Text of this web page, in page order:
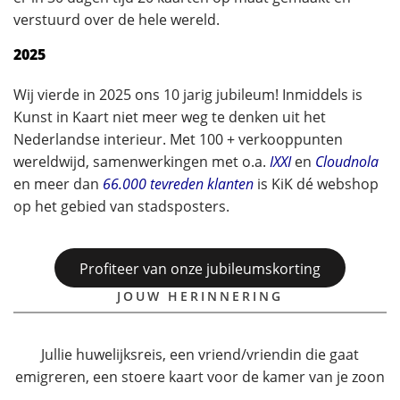
verstuurd over de hele wereld.
2025
Wij vierde in 2025 ons 10 jarig jubileum! Inmiddels is
Kunst in Kaart niet meer weg te denken uit het
Nederlandse interieur. Met 100 + verkooppunten
wereldwijd, samenwerkingen met o.a. IXXIen Cloudnola
en meer dan 66.000 tevreden klanten is KiK dé webshop
op het gebied van stadsposters.
Profiteer van onze jubileumskorting
JOUW HERINNERING
Jullie huwelijksreis, een vriend/vriendin die gaat
emigreren, een stoere kaart voor de kamer van je zoon